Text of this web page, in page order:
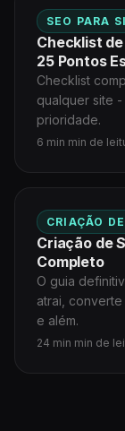
SEO PARA
Checklist
25 Pontos
Checklist
qualquer site
prioridade.
6 min min de
CRIAÇÃO
Criação de
Completo
O guia
atrai,
e além.
24 min min de